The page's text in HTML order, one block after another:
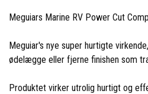
Meguiars Marine RV Power Cut
Meguiar's nye super hurtigte
ødelægge eller fjerne finishen som
Produktet virker utrolig hurtigt og